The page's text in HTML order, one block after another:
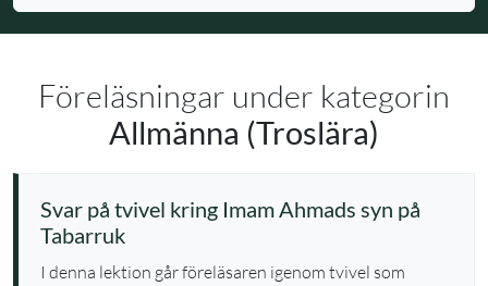
Föreläsningar under kategorin
Allmänna (Troslära)
Svar på tvivel kring Imam Ahmads syn på
Tabarruk
I denna lektion går föreläsaren igenom tvivel som